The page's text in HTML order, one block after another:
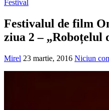
Festival
Festivalul de film
ziua 2 – „Roboțelul
Mirel 23 martie, 2016 Niciun